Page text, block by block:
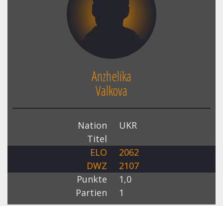
Anzhelika
Valkova
Nation
UKR
Titel
ELO
2062
DWZ
2107
Punkte
1,0
Partien
1